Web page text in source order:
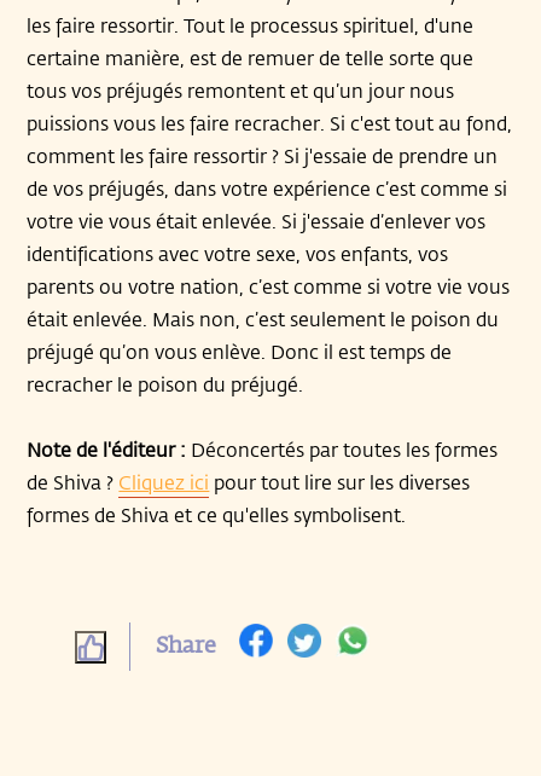
les faire ressortir. Tout le processus spirituel, d'une
certaine manière, est de remuer de telle sorte que
tous vos préjugés remontent et qu’un jour nous
puissions vous les faire recracher. Si c'est tout au fond,
comment les faire ressortir ? Si j'essaie de prendre un
de vos préjugés, dans votre expérience c’est comme si
votre vie vous était enlevée. Si j'essaie d’enlever vos
identifications avec votre sexe, vos enfants, vos
parents ou votre nation, c’est comme si votre vie vous
était enlevée. Mais non, c’est seulement le poison du
préjugé qu’on vous enlève. Donc il est temps de
recracher le poison du préjugé.
Note de l'éditeur : Déconcertés par toutes les formes
de Shiva ? Cliquez ici pour tout lire sur les diverses
formes de Shiva et ce qu'elles symbolisent.
Share